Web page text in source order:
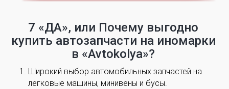
7 «ДА», или Почему выгодно
купить автозапчасти на иномарки
в «Avtokolya»?
Широкий выбор автомобильных запчастей на
легковые машины, минивены и бусы.